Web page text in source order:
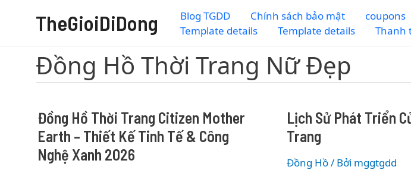
TheGioiDiDong Blog TGDD Chính sách bảo mật coupons
Template details
Template details Thanh
Đồng Hồ Thời Trang Nữ Đẹp
Đồng Hồ Thời Trang Citizen Mother
Earth – Thiết Kế Tinh Tế & Công
Nghệ Xanh 2026
Lịch Sử Phát Triển
Trang
Đồng Hồ/ Bởi mggtgdd